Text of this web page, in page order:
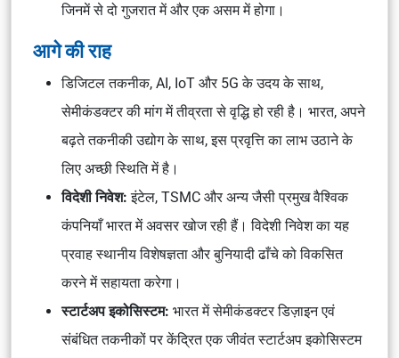
जिनमें से दो गुजरात में और एक असम में होगा।
आगे की राह
डिजिटल तकनीक, AI, IoT और 5G के उदय के साथ,
सेमीकंडक्टर की मांग में तीव्रता से वृद्धि हो रही है। भारत, अपने
बढ़ते तकनीकी उद्योग के साथ, इस प्रवृत्ति का लाभ उठाने के
लिए अच्छी स्थिति में है।
विदेशी निवेश: इंटेल, TSMC और अन्य जैसी प्रमुख वैश्विक
कंपनियाँ भारत में अवसर खोज रही हैं। विदेशी निवेश का यह
प्रवाह स्थानीय विशेषज्ञता और बुनियादी ढाँचे को विकसित
करने में सहायता करेगा।
स्टार्टअप इकोसिस्टम: भारत में सेमीकंडक्टर डिज़ाइन एवं
संबंधित तकनीकों पर केंद्रित एक जीवंत स्टार्टअप इकोसिस्टम